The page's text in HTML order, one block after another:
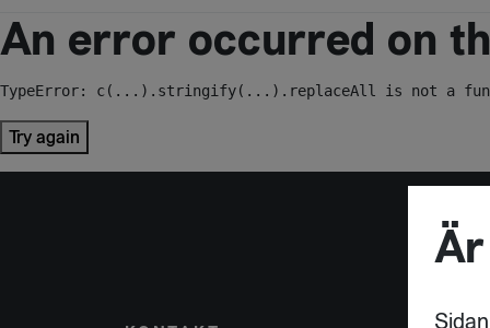
An error occurred on
TypeError: c(...).stringify(...).replaceAll is not a
Try again